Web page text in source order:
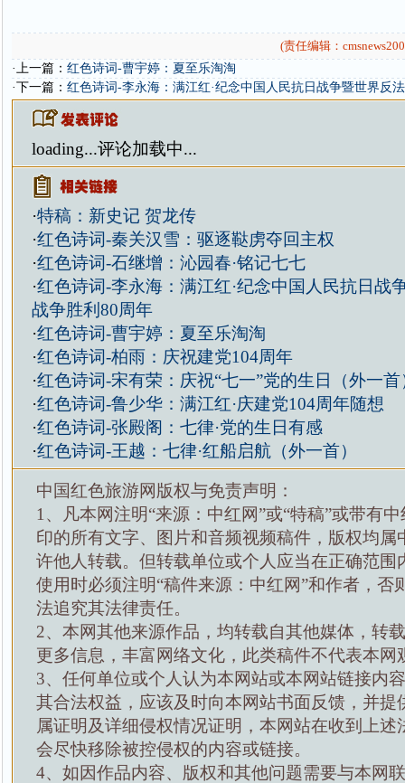
(责任编辑：
·上一篇： 红色诗词-曹宇婷：夏至乐淘淘
·下一篇： 红色诗词-李永海：满江红·纪念中国人民抗日战争暨世界反
loading...评论加载中...
·特稿：新史记 贺龙传
·红色诗词-秦关汉雪：驱逐鞑虏夺回主权
·红色诗词-石继增：沁园春·铭记七七
·红色诗词-李永海：满江红·纪念中国人民抗日战
战争胜利80周年
·红色诗词-曹宇婷：夏至乐淘淘
·红色诗词-柏雨：庆祝建党104周年
·红色诗词-宋有荣：庆祝“七一”党的生日（外一首
·红色诗词-鲁少华：满江红·庆建党104周年随想
·红色诗词-张殿阁：七律·党的生日有感
·红色诗词-王越：七律·红船启航（外一首）
中国红色旅游网版权与免责声明：
1、凡本网注明“来源：中红网”或“特稿”或带有
印的所有文字、图片和音频视频稿件，版权均属
许他人转载。但转载单位或个人应当在正确范围
使用时必须注明“稿件来源：中红网”和作者，否
法追究其法律责任。
2、本网其他来源作品，均转载自其他媒体，转
更多信息，丰富网络文化，此类稿件不代表本网
3、任何单位或个人认为本网站或本网站链接内
其合法权益，应该及时向本网站书面反馈，并提
属证明及详细侵权情况证明，本网站在收到上述
会尽快移除被控侵权的内容或链接。
4、如因作品内容、版权和其他问题需要与本网